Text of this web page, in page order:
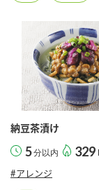
納豆
千夜
スペシャルサイト
お酢を知ろう！
すしラボ
ぽん酢サワー
納豆の豆知識
鍋奉行マニュアル
各
お
よくあるご質問
お問い合わせ
地図から取り扱
ミツカン公
納豆茶漬け
5分以内 329
#アレンジ